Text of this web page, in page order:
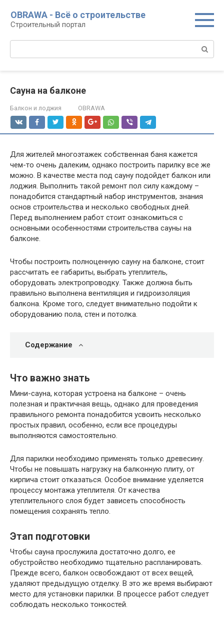
контенту
OBRAWA - Всё о строительстве
Строительный портал
Сауна на балконе
Балкон и лоджия OBRAWA
Для жителей многоэтажек собственная баня кажется
чем-то очень далеким, однако построить парилку все же
можно. В качестве места под сауну подойдет балкон или
лоджия. Выполнить такой ремонт пол силу каждому –
понадобится стандартный набор инструментов, знания
основ строительства и несколько свободных дней.
Перед выполнением работ стоит ознакомиться с
основными особенностями строительства сауны на
балконе.
Чтобы построить полноценную сауну на балконе, стоит
рассчитать ее габариты, выбрать утеплитель,
оборудовать электропроводку. Также должна быть
правильно выполнена вентиляция и гидроизоляция
балкона. Кроме того, следует внимательно подойти к
оборудованию пола, стен и потолка.
Содержание
Что важно знать
Мини-сауна, которая устроена на балконе – очень
полезная и практичная вещь, однако для проведения
правильного ремонта понадобится усвоить несколько
простых правил, особенно, если все процедуры
выполняются самостоятельно.
Для парилки необходимо применять только древесину.
Чтобы не повышать нагрузку на балконную плиту, от
кирпича стоит отказаться. Особое внимание уделяется
процессу монтажа утеплителя. От качества
утеплительного слоя будет зависеть способность
помещения сохранять тепло.
Этап подготовки
Чтобы сауна прослужила достаточно долго, ее
обустройство необходимо тщательно распланировать.
Прежде всего, балкон освобождают от всех вещей,
удаляют предыдущую отделку. В это же время выбирают
место для установки парилки. В процессе работ следует
соблюдать несколько тонкостей.